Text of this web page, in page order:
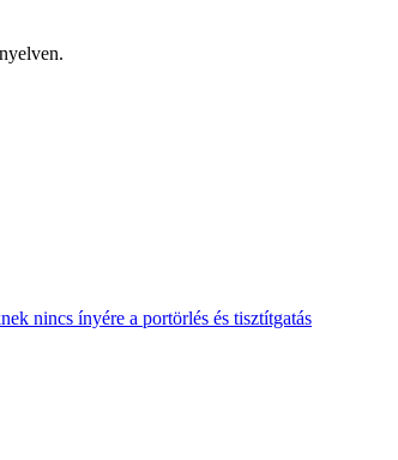
nincs ínyére a portörlés és tisztítgatás